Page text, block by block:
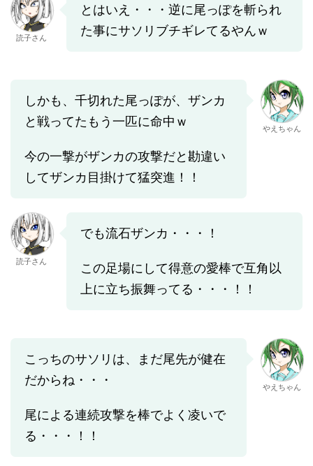
読子さん
とはいえ・・・逆に尾っぽを斬られ
た事にサソリブチギレてるやんｗ
しかも、千切れた尾っぽが、ザンカ
と戦ってたもう一匹に命中ｗ
今の一撃がザンカの攻撃だと勘違い
してザンカ目掛けて猛突進！！
やえちゃん
読子さん
でも流石ザンカ・・・！
この足場にして得意の愛棒で互角以
上に立ち振舞ってる・・・！！
こっちのサソリは、まだ尾先が健在
だからね・・・
尾による連続攻撃を棒でよく凌いで
る・・・！！
やえちゃん